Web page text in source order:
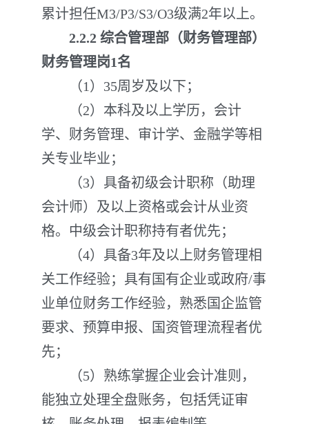
累计担任M3/P3/S3/O3级满2年以上。
2.2.2 综合管理部（财务管理部）
财务管理岗1名
（1）35周岁及以下；
（2）本科及以上学历，会计
学、财务管理、审计学、金融学等相
关专业毕业；
（3）具备初级会计职称（助理
会计师）及以上资格或会计从业资
格。中级会计职称持有者优先；
（4）具备3年及以上财务管理相
关工作经验；具有国有企业或政府/事
业单位财务工作经验，熟悉国企监管
要求、预算申报、国资管理流程者优
先；
（5）熟练掌握企业会计准则，
能独立处理全盘账务，包括凭证审